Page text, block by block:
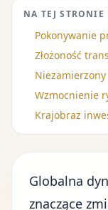
NA TEJ STRONIE
Pokonywanie
Złożoność
Wzmocnienie
Krajobraz
Globalna
znaczące